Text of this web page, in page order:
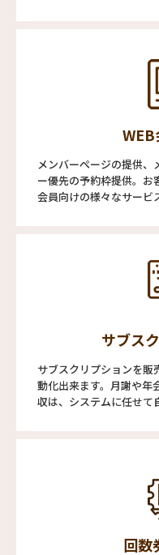
メンバーページの提供、
ー優先の予約枠提供。お
会員向けの様々なサービ
サブス
サブスクリプションを販
動化出来ます。月謝や年
収は、システムに任せて
回数